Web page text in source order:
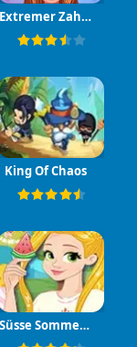
Extremer Zahnnotfall
King Of Chaos
Süsse Sommerparty